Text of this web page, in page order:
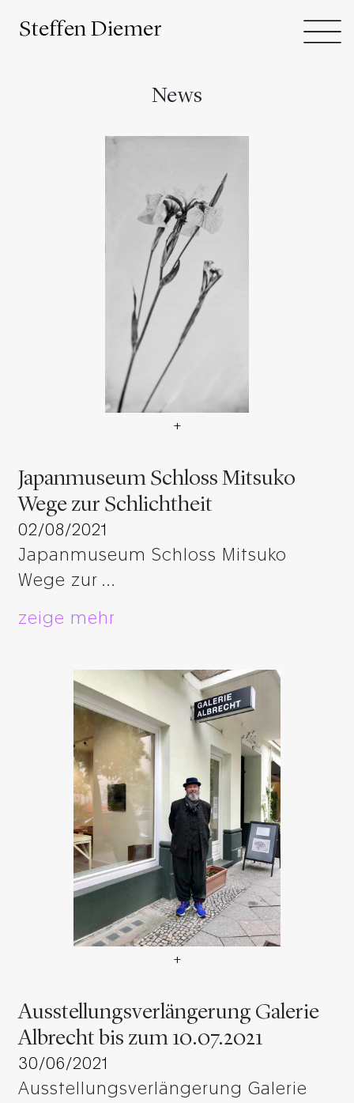
Steffen Diemer
News
+
Japanmuseum Schloss Mitsuko
Wege zur Schlichtheit
02/08/2021
Japanmuseum Schloss Mitsuko
Wege zur …
zeige mehr
+
Ausstellungsverlängerung Galerie
Albrecht bis zum 10.07.2021
30/06/2021
Ausstellungsverlängerung Galerie